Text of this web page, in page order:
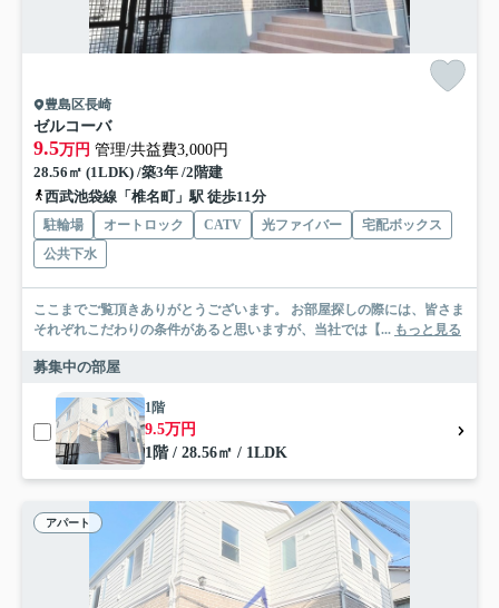
豊島区長崎
ゼルコーバ
9.5万円 管理/共益費3,000円
28.56㎡ (1LDK) /築3年 /2階建
西武池袋線「椎名町」駅 徒歩11分
駐輪場 オートロック CATV 光ファイバー
宅配ボックス
公共下水
ここまでご覧頂きありがとうございます。 お部屋探しの際には、皆さま
それぞれこだわりの条件があると思いますが、当社では【... もっと見る
募集中の部屋
1階
9.5万円
1階 / 28.56㎡ / 1LDK
アパート